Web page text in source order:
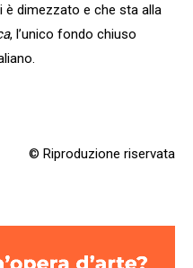
è dimezzato e che sta alla
, l’unico fondo chiuso
© Riproduzione riservata